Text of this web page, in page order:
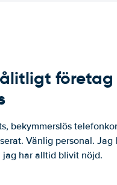
bekymmerslös
Vänlig personal.
har alltid blivit nöjd.